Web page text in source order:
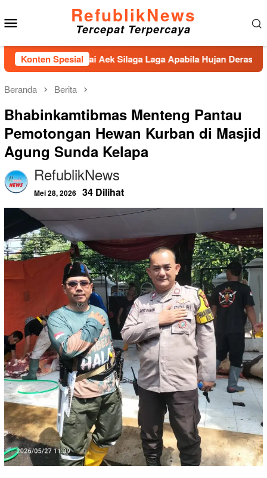
ke
konten
RefublikNews
Tercepat Terpercaya
Konten Spesial
Sungai Aek Silaga Laga Apabila Hujan Deras
Beranda Berita
Bhabinkamtibmas Menteng Pantau
Pemotongan Hewan Kurban di Masjid
Agung Sunda Kelapa
RefublikNews
Mei 28, 2026 34 Dilihat